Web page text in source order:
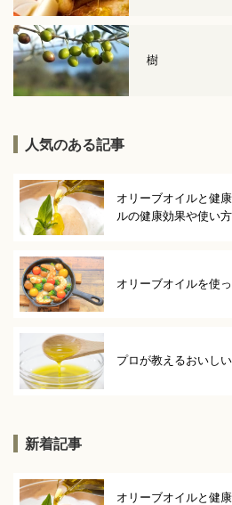
樹
人気のある記事
オリーブオイルと健
ルの健康効果や使い
オリーブオイルを使
プロが教えるおいし
新着記事
オリーブオイルと健